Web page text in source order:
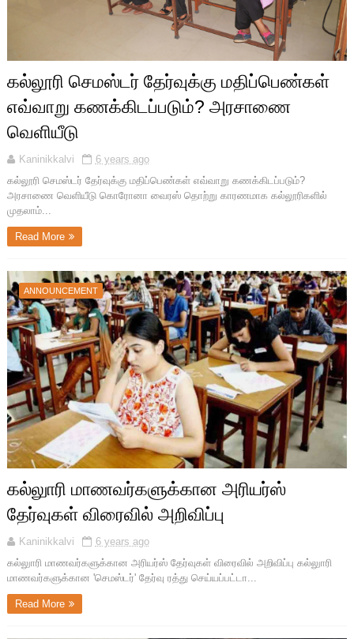
கல்லூரி செமஸ்டர் தேர்வுக்கு மதிப்பெண்கள்
எவ்வாறு கணக்கிடப்படும்? அரசாணை
வெளியீடு
Kaninikkalvi
6 years ago
கல்லூரி செமஸ்டர் தேர்வுக்கு மதிப்பெண்கள் எவ்வாறு கணக்கிடப்படும்?
அரசாணை வெளியீடு கொரோனா வைரஸ் தொற்று காரணமாக கல்லூரிகளில்
முதலாம்...
Read More
ANNOUNCEMENT
கல்லுாரி மாணவர்களுக்கான அரியர்ஸ்
தேர்வுகள் விரைவில் அறிவிப்பு
Kaninikkalvi
6 years ago
கல்லுாரி மாணவர்களுக்கான அரியர்ஸ் தேர்வுகள் விரைவில் அறிவிப்பு கல்லுாரி
மாணவர்களுக்கான 'செமஸ்டர்' தேர்வு ரத்து செய்யப்பட்டா...
Read More